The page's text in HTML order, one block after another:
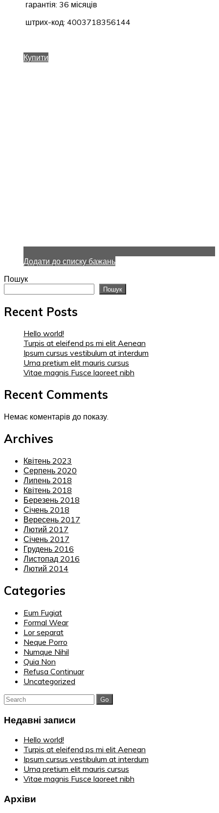
гарантія: 36 місяців
штрих-код: 4003718356144
Купити
Додати до списку бажань
Пошук
Пошук
Recent Posts
Hello world!
Turpis at eleifend ps mi elit Aenean
Ipsum cursus vestibulum at interdum
Urna pretium elit mauris cursus
Vitae magnis Fusce laoreet nibh
Recent Comments
Немає коментарів до показу.
Archives
Квітень 2023
Серпень 2020
Липень 2018
Квітень 2018
Березень 2018
Січень 2018
Вересень 2017
Лютий 2017
Січень 2017
Грудень 2016
Листопад 2016
Лютий 2014
Categories
Eum Fugiat
Formal Wear
Lor separat
Neque Porro
Numque Nihil
Quia Non
Refusa Continuar
Uncategorized
Search
for:
Недавні записи
Hello world!
Turpis at eleifend ps mi elit Aenean
Ipsum cursus vestibulum at interdum
Urna pretium elit mauris cursus
Vitae magnis Fusce laoreet nibh
Архіви